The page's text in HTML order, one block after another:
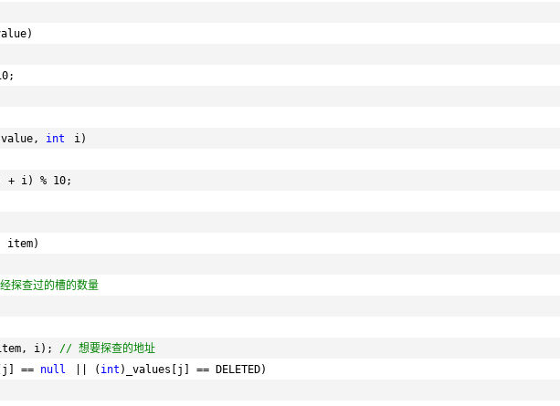
value, int
i)
+ i) % 10;
item)
探查过的槽的数量
i); // 想要探查的地址
== null || ( int )_values[j] == DELETED)